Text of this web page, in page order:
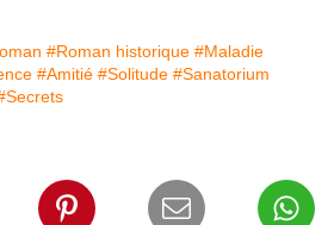
#Roman historique #Maladie
#Amitié #Solitude #Sanatorium